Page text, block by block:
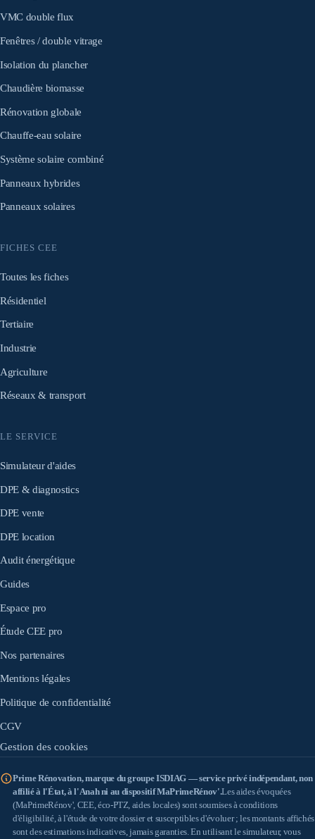
VMC double flux
Fenêtres / double vitrage
Isolation du plancher
Chaudière biomasse
Rénovation globale
Chauffe-eau solaire
Système solaire combiné
Panneaux hybrides
Panneaux solaires
FICHES CEE
Toutes les fiches
Résidentiel
Tertiaire
Industrie
Agriculture
Réseaux & transport
LE SERVICE
Simulateur d'aides
DPE & diagnostics
DPE vente
DPE location
Audit énergétique
Guides
Espace pro
Étude CEE pro
Nos partenaires
Mentions légales
Politique de confidentialité
CGV
Gestion des cookies
Prime Rénovation, marque du groupe ISDIAG — service privé indépendant, non
affilié à l'État, à l'Anah ni au dispositif MaPrimeRénov'.Les aides évoquées
(MaPrimeRénov', CEE, éco-PTZ, aides locales) sont soumises à conditions
d'éligibilité, à l'étude de votre dossier et susceptibles d'évoluer ; les montants affichés
sont des estimations indicatives, jamais garanties. En utilisant le simulateur, vous